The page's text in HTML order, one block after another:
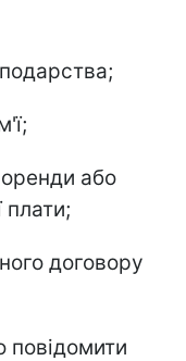
або
плати;
договору
повідомити